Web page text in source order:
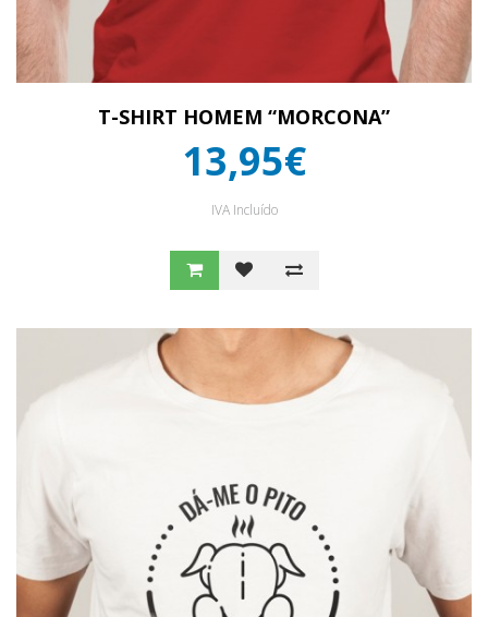
T-SHIRT HOMEM “MORCONA”
13,95€
IVA Incluído